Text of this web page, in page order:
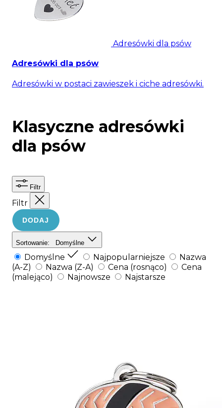
Adresówki dla psów
Adresówki dla psów
Adresówki w postaci zawieszek i ciche adresówki.
Klasyczne adresówki
dla psów
Filtr
Filtr
DODAJ
Sortowanie: Domyślne
Domyślne Najpopularniejsze
Nazwa
(A-Z)
Nazwa (Z-A) Cena (rosnąco)
Cena
(malejąco)
Najnowsze Najstarsze